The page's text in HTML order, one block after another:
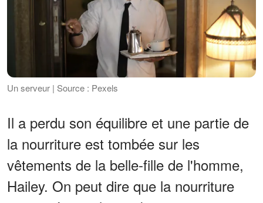
Un serveur | Source : Pexels
Il a perdu son équilibre et une partie de
la nourriture est tombée sur les
vêtements de la belle-fille de l'homme,
Hailey. On peut dire que la nourriture